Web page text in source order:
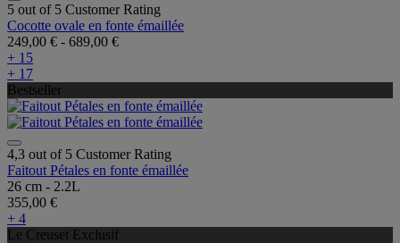
5 out of 5 Customer Rating
Cocotte ovale en fonte émaillée
249,00 € - 689,00 €
+ 15
+ 17
Bestseller
4,3 out of 5 Customer Rating
Faitout Pétales en fonte émaillée
26 cm - 2.2L
355,00 €
+ 4
Le Creuset Exclusif